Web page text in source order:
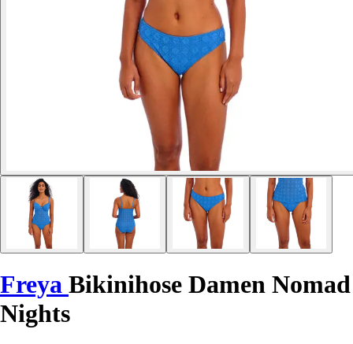
Freya Bikinihose Damen Nomad
Nights